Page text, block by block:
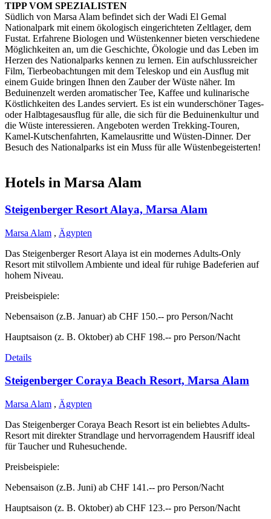
TIPP VOM SPEZIALISTEN
Südlich von Marsa Alam befindet sich der Wadi El Gemal
Nationalpark mit einem ökologisch eingerichteten Zeltlager, dem
Fustat. Erfahrene Biologen und Wüstenkenner bieten verschiedene
Möglichkeiten an, um die Geschichte, Ökologie und das Leben im
Herzen des Nationalparks kennen zu lernen. Ein aufschlussreicher
Film, Tierbeobachtungen mit dem Teleskop und ein Ausflug mit
einem Guide bringen Ihnen den Zauber der Wüste näher. Im
Beduinenzelt werden aromatischer Tee, Kaffee und kulinarische
Köstlichkeiten des Landes serviert. Es ist ein wunderschöner Tages-
oder Halbtagesausflug für alle, die sich für die Beduinenkultur und
die Wüste interessieren. Angeboten werden Trekking-Touren,
Kamel-Kutschenfahrten, Kamelausritte und Wüsten-Dinner. Der
Besuch des Nationalparks ist ein Muss für alle Wüstenbegeisterten!
Hotels in Marsa Alam
Steigenberger Resort Alaya, Marsa Alam
Marsa Alam , Ägypten
Das Steigenberger Resort Alaya ist ein modernes Adults-Only
Resort mit stilvollem Ambiente und ideal für ruhige Badeferien auf
hohem Niveau.
Preisbeispiele:
Nebensaison (z.B. Januar) ab CHF 150.-- pro Person/Nacht
Hauptsaison (z. B. Oktober) ab CHF 198.-- pro Person/Nacht
Details
Steigenberger Coraya Beach Resort, Marsa Alam
Marsa Alam , Ägypten
Das Steigenberger Coraya Beach Resort ist ein beliebtes Adults-
Resort mit direkter Strandlage und hervorragendem Hausriff ideal
für Taucher und Ruhesuchende.
Preisbeispiele:
Nebensaison (z.B. Juni) ab CHF 141.-- pro Person/Nacht
Hauptsaison (z. B. Oktober) ab CHF 123.-- pro Person/Nacht